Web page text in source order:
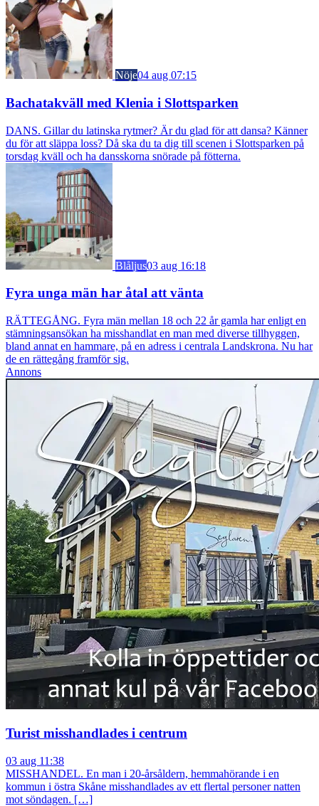
Nöje04 aug 07:15
Bachatakväll med Klenia i Slottsparken
DANS. Gillar du latinska rytmer? Är du glad för att dansa? Känner
du för att släppa loss? Då ska du ta dig till scenen i Slottsparken på
torsdag kväll och ha dansskorna snörade på fötterna.
Blåljus03 aug 16:18
Fyra unga män har åtal att vänta
RÄTTEGÅNG. Fyra män mellan 18 och 22 år gamla har enligt en
stämningsansökan ha misshandlat en man med diverse tillhyggen,
bland annat en hammare, på en adress i centrala Landskrona. Nu har
de en rättegång framför sig.
Annons
Turist misshandlades i centrum
03 aug 11:38
MISSHANDEL. En man i 20-årsåldern, hemmahörande i en
kommun i östra Skåne misshandlades av ett flertal personer natten
mot söndagen. […]